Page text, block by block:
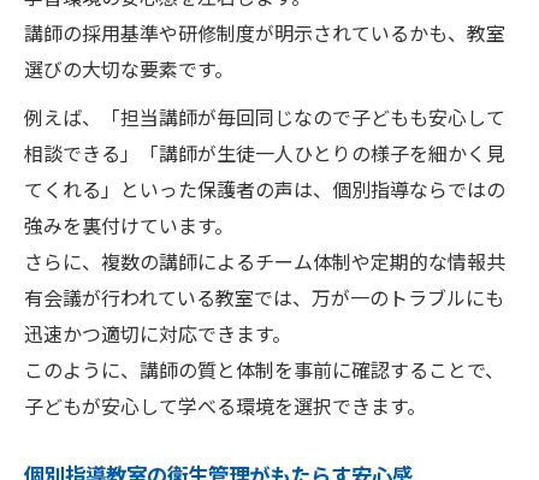
講師の採用基準や研修制度が明示されているかも、教室
選びの大切な要素です。
例えば、「担当講師が毎回同じなので子どもも安心して
相談できる」「講師が生徒一人ひとりの様子を細かく見
てくれる」といった保護者の声は、個別指導ならではの
強みを裏付けています。
さらに、複数の講師によるチーム体制や定期的な情報共
有会議が行われている教室では、万が一のトラブルにも
迅速かつ適切に対応できます。
このように、講師の質と体制を事前に確認することで、
子どもが安心して学べる環境を選択できます。